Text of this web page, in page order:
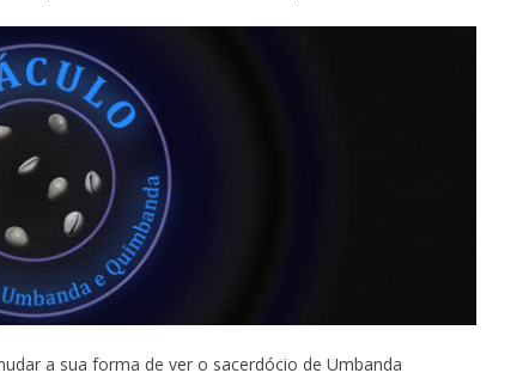
a sua forma de ver o sacerdócio de Umbanda